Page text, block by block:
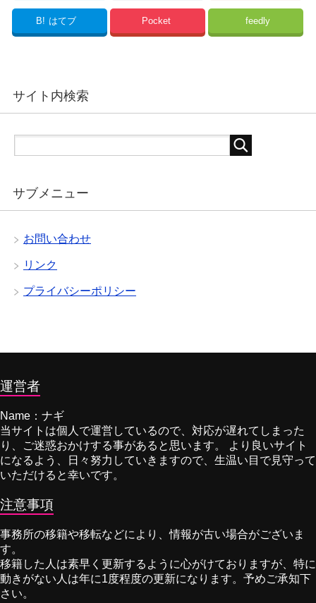
B! はてブ Pocket feedly
サイト内検索
サブメニュー
お問い合わせ
リンク
プライバシーポリシー
運営者
Name：ナギ
当サイトは個人で運営しているので、対応が遅れてしまった
り、ご迷惑おかけする事があると思います。 より良いサイト
になるよう、日々努力していきますので、生温い目で見守って
いただけると幸いです。
注意事項
事務所の移籍や移転などにより、情報が古い場合がございま
す。
移籍した人は素早く更新するように心がけておりますが、特に
動きがない人は年に1度程度の更新になります。予めご承知下
さい。